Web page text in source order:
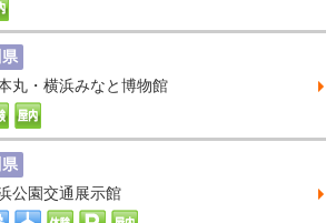
丸・横浜みなと博物館
公園交通展示館